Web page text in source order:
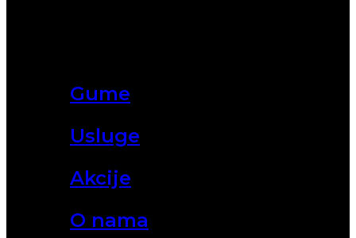
Gume
Usluge
Akcije
O nama